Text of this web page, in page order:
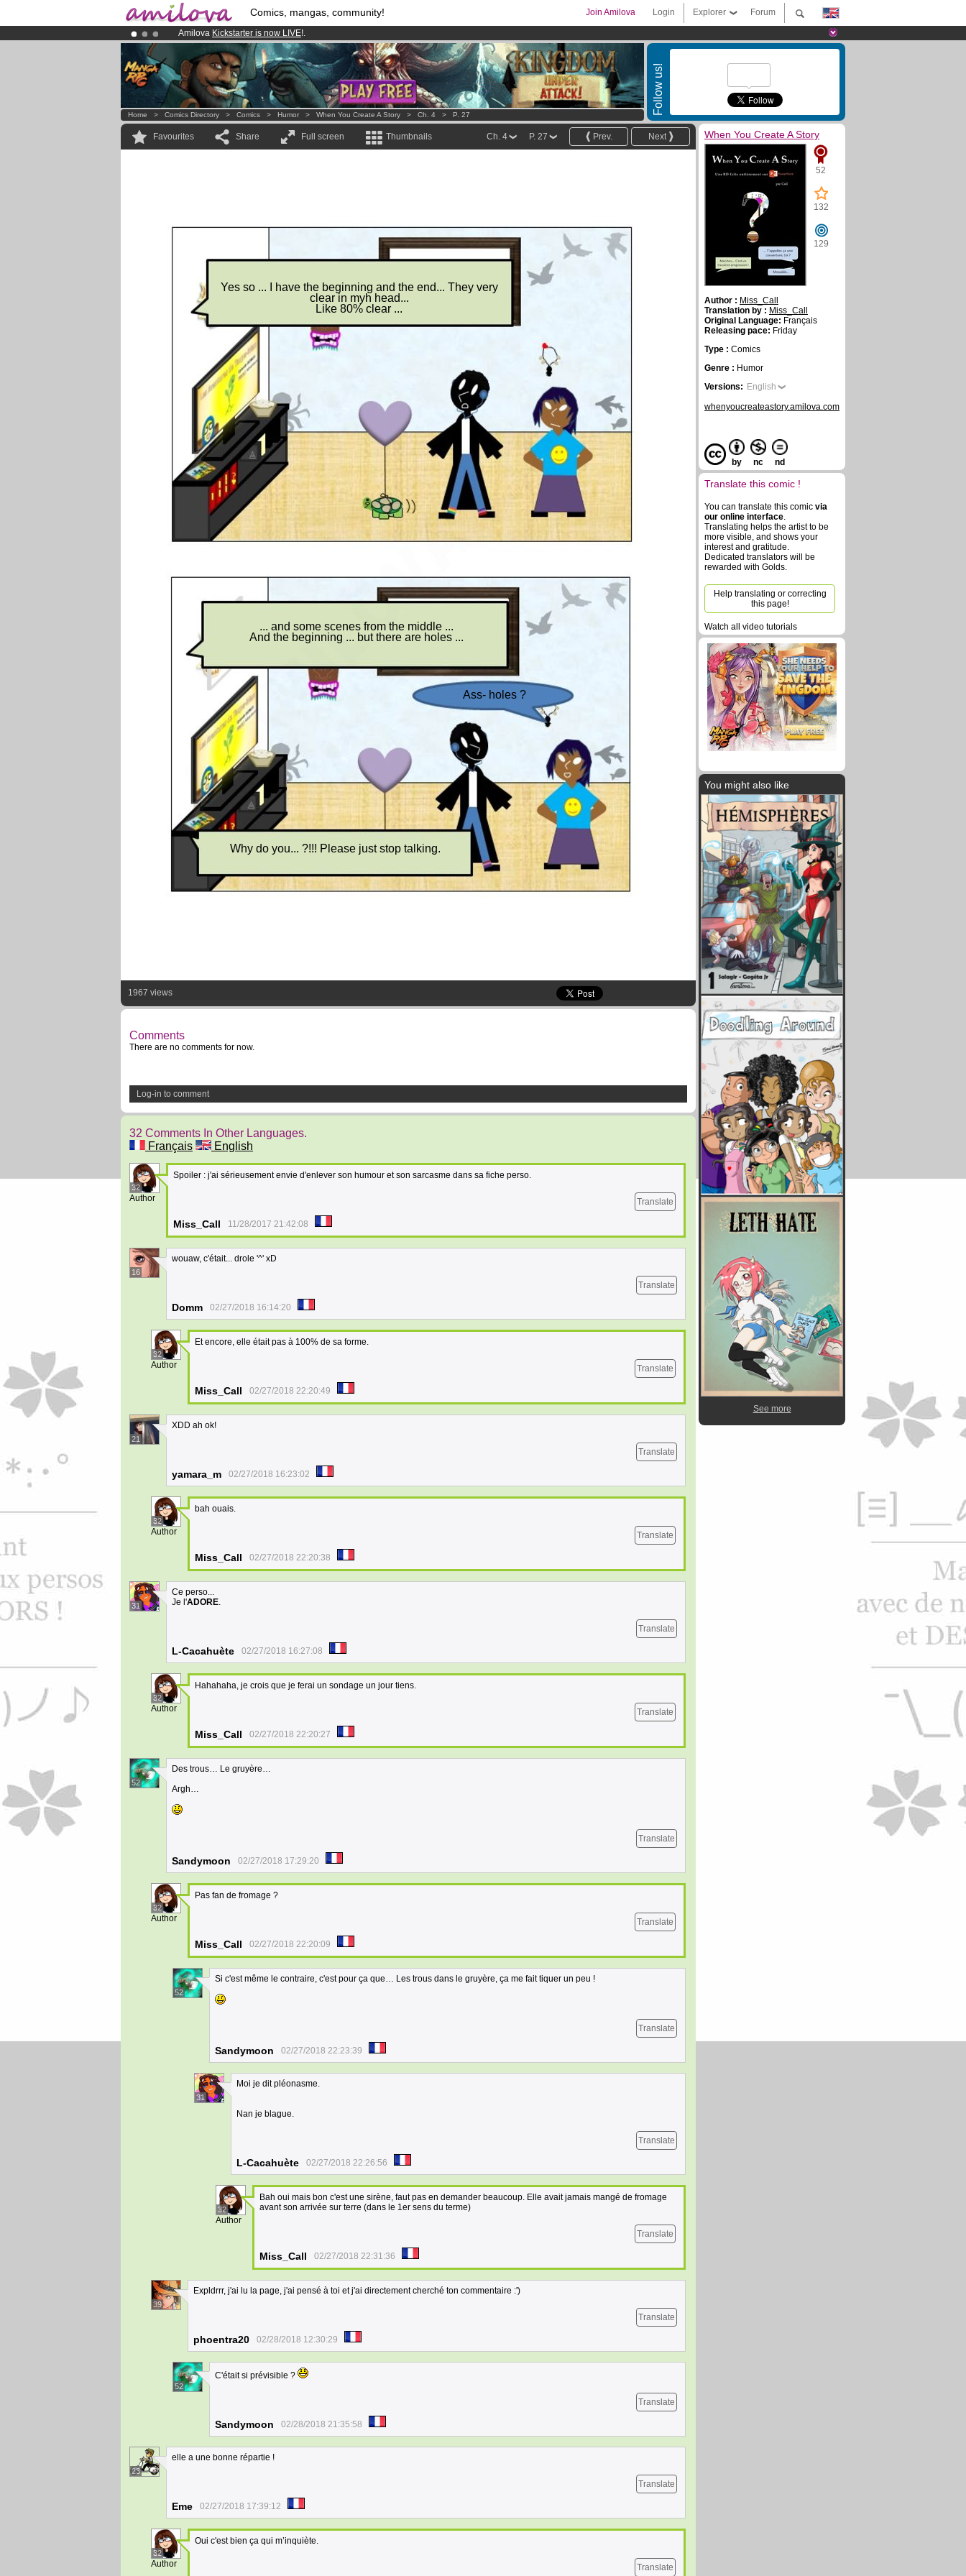
Comics, mangas, community! Forum
Explorer
Login
Join Amilova
Amilova Kickstarter is now LIVE!.
Premium membership from3.95 eurosper month !Get membership now
Already 100000membersand 1000 comics & mangas!.
Follow us!
Home > Comics Directory > Comics > Humor > When You Create A Story > Ch. 4 > P. 27
Favourites Share Full screen Thumbnails Next
Prev.
P. 27
Ch. 4
Yes so ... I have the beginning and the end... They very
clear in myh head...
Like 80% clear ...
Why do you... ?!!! Please just stop talking.
... and some scenes from the middle ...
And the beginning ... but there are holes ...
Ass- holes ?
1967 views
Comments
There are no comments for now.
Log-in to comment
32 Comments In Other Languages.
Français
English
32
Author
Spoiler : j'ai sérieusement envie d'enlever son humour et son sarcasme dans sa fiche perso.
Translate
Miss_Call 11/28/2017 21:42:08
16
wouaw, c'était... drole '^' xD
Translate
Domm 02/27/2018 16:14:20
32
Author
Et encore, elle était pas à 100% de sa forme.
Translate
Miss_Call 02/27/2018 22:20:49
21
XDD ah ok!
Translate
yamara_m 02/27/2018 16:23:02
32
Author
bah ouais.
Translate
Miss_Call 02/27/2018 22:20:38
31
Ce perso...
Je l'ADORE.
Translate
L-Cacahuète 02/27/2018 16:27:08
32
Author
Hahahaha, je crois que je ferai un sondage un jour tiens.
Translate
Miss_Call 02/27/2018 22:20:27
52
Des trous… Le gruyère…
Argh…
Translate
Sandymoon 02/27/2018 17:29:20
32
Author
Pas fan de fromage ?
Translate
Miss_Call 02/27/2018 22:20:09
52
Si c'est même le contraire, c'est pour ça que… Les trous dans le gruyère, ça me fait tiquer un peu !
Translate
Sandymoon 02/27/2018 22:23:39
31
Moi je dit pléonasme.
Nan je blague.
Translate
L-Cacahuète 02/27/2018 22:26:56
32
Author
Bah oui mais bon c'est une sirène, faut pas en demander beaucoup. Elle avait jamais mangé de fromage
avant son arrivée sur terre (dans le 1er sens du terme)
Translate
Miss_Call 02/27/2018 22:31:36
39
Expldrrr, j'ai lu la page, j'ai pensé à toi et j'ai directement cherché ton commentaire :')
Translate
phoentra20 02/28/2018 12:30:29
52
C'était si prévisible ?
Translate
Sandymoon 02/28/2018 21:35:58
23
elle a une bonne répartie !
Translate
Eme 02/27/2018 17:39:12
32
Author
Oui c'est bien ça qui m’inquiète.
Translate
When You Create A Story
52
132
129
Author : Miss_Call
Translation by : Miss_Call
Original Language: Français
Releasing pace: Friday
Type : Comics
Genre : Humor
Versions: English
whenyoucreateastory.amilova.com
by nc nd
Translate this comic !
You can translate this comic via
our online interface.
Translating helps the artist to be
more visible, and shows your
interest and gratitude.
Dedicated translators will be
rewarded with Golds.
Help translating or correcting
this page!
Watch all video tutorials
You might also like
See more